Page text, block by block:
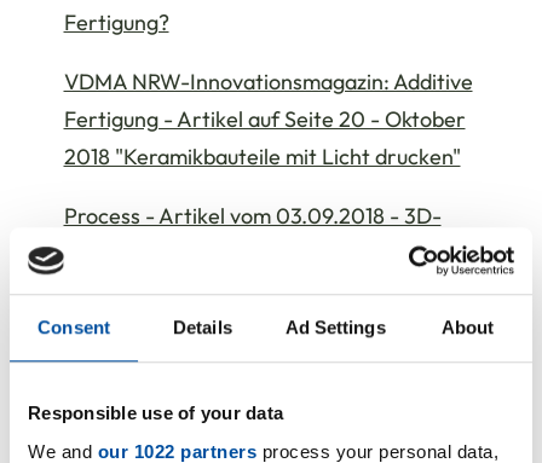
Consent Details Ad Settings About
Responsible use of your data
We and our 1022 partners process your personal data,
Fertigung?
VDMA NRW-Innovationsmagazin: Additive
Fertigung - Artikel auf Seite 20 - Oktober
2018 "Keramikbauteile mit Licht drucken"
Process - Artikel vom 03.09.2018 - 3D-
Druck und additive Fertigung
Pressemitteilung vom 07.11.2017 -
Steinbach präsentiert sich auf der